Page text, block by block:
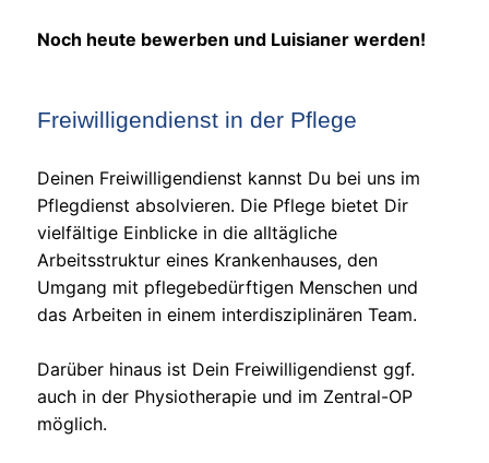
Noch heute bewerben und Luisianer werden!
Freiwilligendienst in der Pflege
Deinen Freiwilligendienst kannst Du bei uns im
Pflegdienst absolvieren. Die Pflege bietet Dir
vielfältige Einblicke in die alltägliche
Arbeitsstruktur eines Krankenhauses, den
Umgang mit pflegebedürftigen Menschen und
das Arbeiten in einem interdisziplinären Team.
Darüber hinaus ist Dein Freiwilligendienst ggf.
auch in der Physiotherapie und im Zentral-OP
möglich.